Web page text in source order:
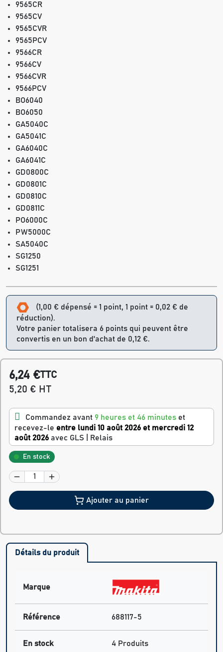
9565CR
9565CV
9565CVR
9565PCV
9566CR
9566CV
9566CVR
9566PCV
BO6040
BO6050
GA5040C
GA5041C
GA6040C
GA6041C
GD0800C
GD0801C
GD0810C
GD0811C
PO6000C
PW5000C
SA5040C
SG1250
SG1251
(1,00 € dépensé = 1 point, 1 point = 0,02 € de
réduction).
Votre panier totalisera 6 points qui peuvent être
convertis en un bon d'achat de 0,12 €.
6,24 €TTC
5,20 € HT
Commandez avant 9 heures et 46 minutes et
recevez-le entre lundi 10 août 2026 et mercredi 12
août 2026 avec GLS | Relais
En stock
Ajouter au panier
Détails du produit
Marque
Référence 688117-5
En stock 4 Produits